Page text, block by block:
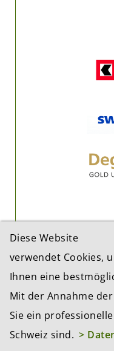
Diese Website
verwendet Cookies,
Ihnen eine
Mit der Annahme
Sie ein
Schweiz sind. >